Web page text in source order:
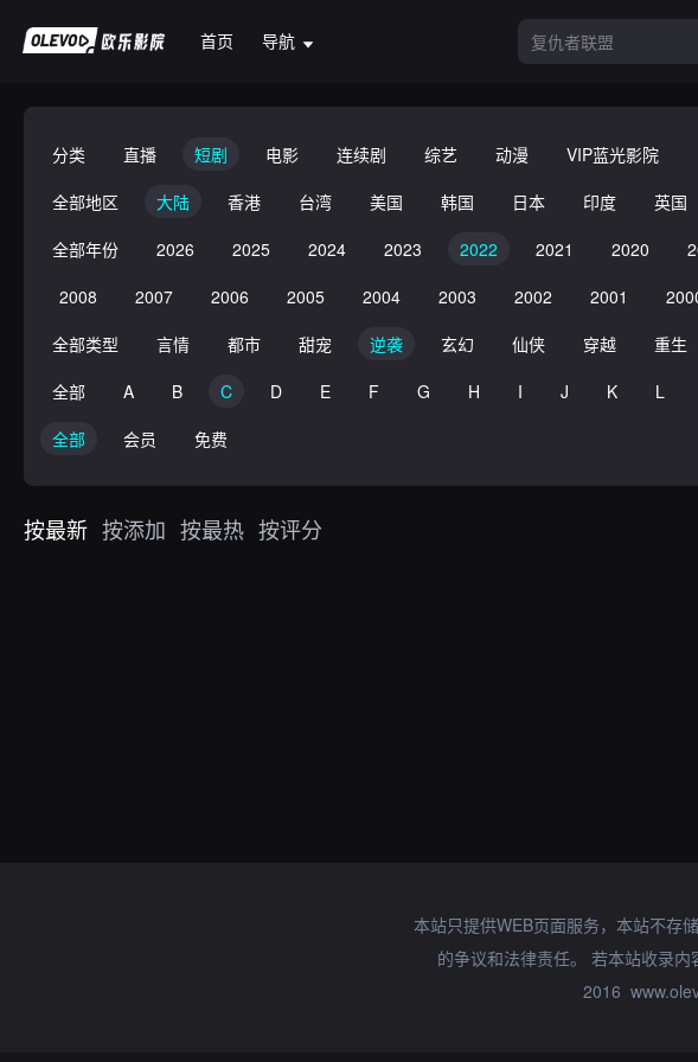
首页 导航
分类 直播 短剧 电影 连续剧 综艺 动漫
VIP蓝光影院
全部地区
大陆 香港 台湾 美国 韩国 日本 印度 英国
全部年份
2026 2025 2024 2023 2022 2021 2020
2008
2007 2006 2005 2004 2003 2002 2001
全部类型
言情 都市 甜宠 逆袭 玄幻 仙侠 穿越 重生
全部
A B C D E F G H I J K L
全部
会员 免费
按最新 按添加 按最热 按评分
本站只提供WEB页面服务，本站不存
的争议和法律责任。 若本站收录
2016